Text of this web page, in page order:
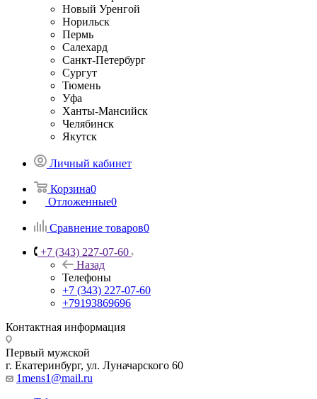
Новый Уренгой
Норильск
Пермь
Салехард
Санкт-Петербург
Сургут
Тюмень
Уфа
Ханты-Мансийск
Челябинск
Якутск
Личный кабинет
Корзина0
Отложенные0
Сравнение товаров0
+7 (343) 227-07-60
Назад
Телефоны
+7 (343) 227-07-60
+79193869696
Контактная информация
Первый мужской
г. Екатеринбург, ул. Луначарского 60
1mens1@mail.ru